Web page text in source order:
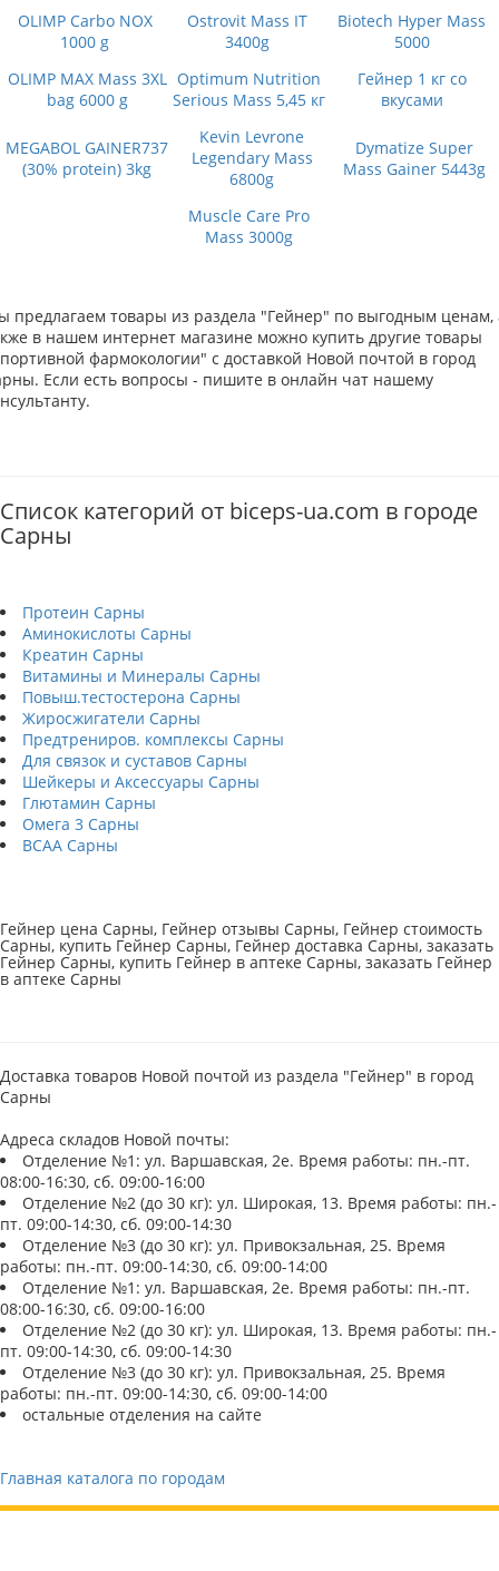
OLIMP Carbo NOX
1000 g
Ostrovit Mass IT
3400g
Biotech Hyper Mass
5000
OLIMP MAX Mass 3XL
bag 6000 g
Optimum Nutrition
Serious Mass 5,45 кг
Гейнер 1 кг со
вкусами
MEGABOL GAINER737
(30% protein) 3kg
Kevin Levrone
Legendary Mass
6800g
Dymatize Super
Mass Gainer 5443g
Muscle Care Pro
Mass 3000g
предлагаем товары из раздела "Гейнер" по выгодным ценам,
в нашем интернет магазине можно купить другие товары
фармокологии" с доставкой Новой почтой в город
Если есть вопросы - пишите в онлайн чат нашему
Список категорий от biceps-ua.com в городе
Сарны
Протеин Сарны
Аминокислоты Сарны
Креатин Сарны
Витамины и Минералы Сарны
Повыш.тестостерона Сарны
Жиросжигатели Сарны
Предтрениров. комплексы Сарны
Для связок и суставов Сарны
Шейкеры и Аксессуары Сарны
Глютамин Сарны
Омега 3 Сарны
BCAA Сарны
Гейнер цена Сарны, Гейнер отзывы Сарны, Гейнер стоимость
Сарны, купить Гейнер Сарны, Гейнер доставка Сарны, заказать
Гейнер Сарны, купить Гейнер в аптеке Сарны, заказать Гейнер
в аптеке Сарны
Доставка товаров Новой почтой из раздела "Гейнер" в город
Сарны
Адреса складов Новой почты:
Отделение №1: ул. Варшавская, 2е. Время работы: пн.-пт.
08:00-16:30, сб. 09:00-16:00
Отделение №2 (до 30 кг): ул. Широкая, 13. Время работы: пн.-
пт. 09:00-14:30, сб. 09:00-14:30
Отделение №3 (до 30 кг): ул. Привокзальная, 25. Время
работы: пн.-пт. 09:00-14:30, сб. 09:00-14:00
Отделение №1: ул. Варшавская, 2е. Время работы: пн.-пт.
08:00-16:30, сб. 09:00-16:00
Отделение №2 (до 30 кг): ул. Широкая, 13. Время работы: пн.-
пт. 09:00-14:30, сб. 09:00-14:30
Отделение №3 (до 30 кг): ул. Привокзальная, 25. Время
работы: пн.-пт. 09:00-14:30, сб. 09:00-14:00
остальные отделения на сайте
Главная каталога по городам